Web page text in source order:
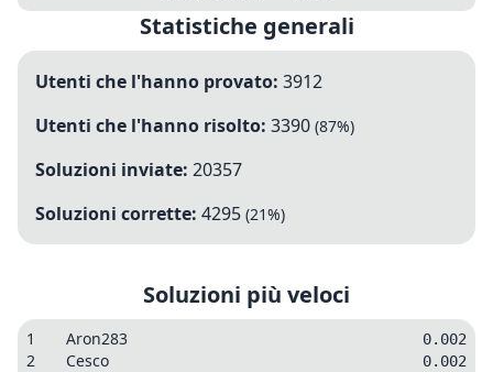
Statistiche generali
Utenti che l'hanno provato: 3912
Utenti che l'hanno risolto: 3390 (87%)
Soluzioni inviate: 20357
Soluzioni corrette: 4295 (21%)
Soluzioni più veloci
1 Aron283 0.002
2 Cesco 0.002